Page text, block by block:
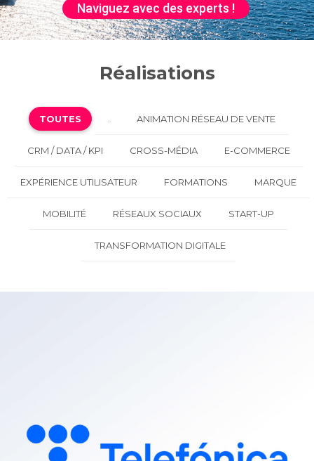
Naviguez avec des experts !
Réalisations
TOUTES ANIMATION RÉSEAU DE VENTE
CRM / DATA / KPI CROSS-MÉDIA E-COMMERCE
EXPÉRIENCE UTILISATEUR FORMATIONS MARQUE
MOBILITÉ RÉSEAUX SOCIAUX START-UP
TRANSFORMATION DIGITALE
CRM / DATA / KPI MARQUE